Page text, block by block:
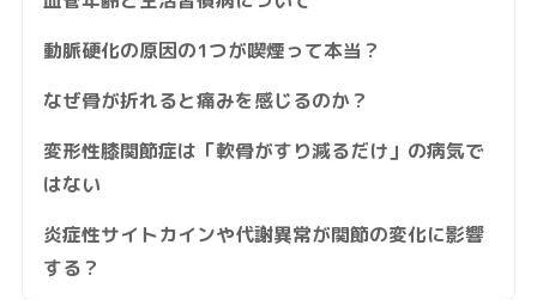
動脈硬化の原因の1つが喫煙って本当？
なぜ骨が折れると痛みを感じるのか？
変形性膝関節症は「軟骨がすり減るだけ」の病気で
はない
炎症性サイトカインや代謝異常が関節の変化に影響
する？